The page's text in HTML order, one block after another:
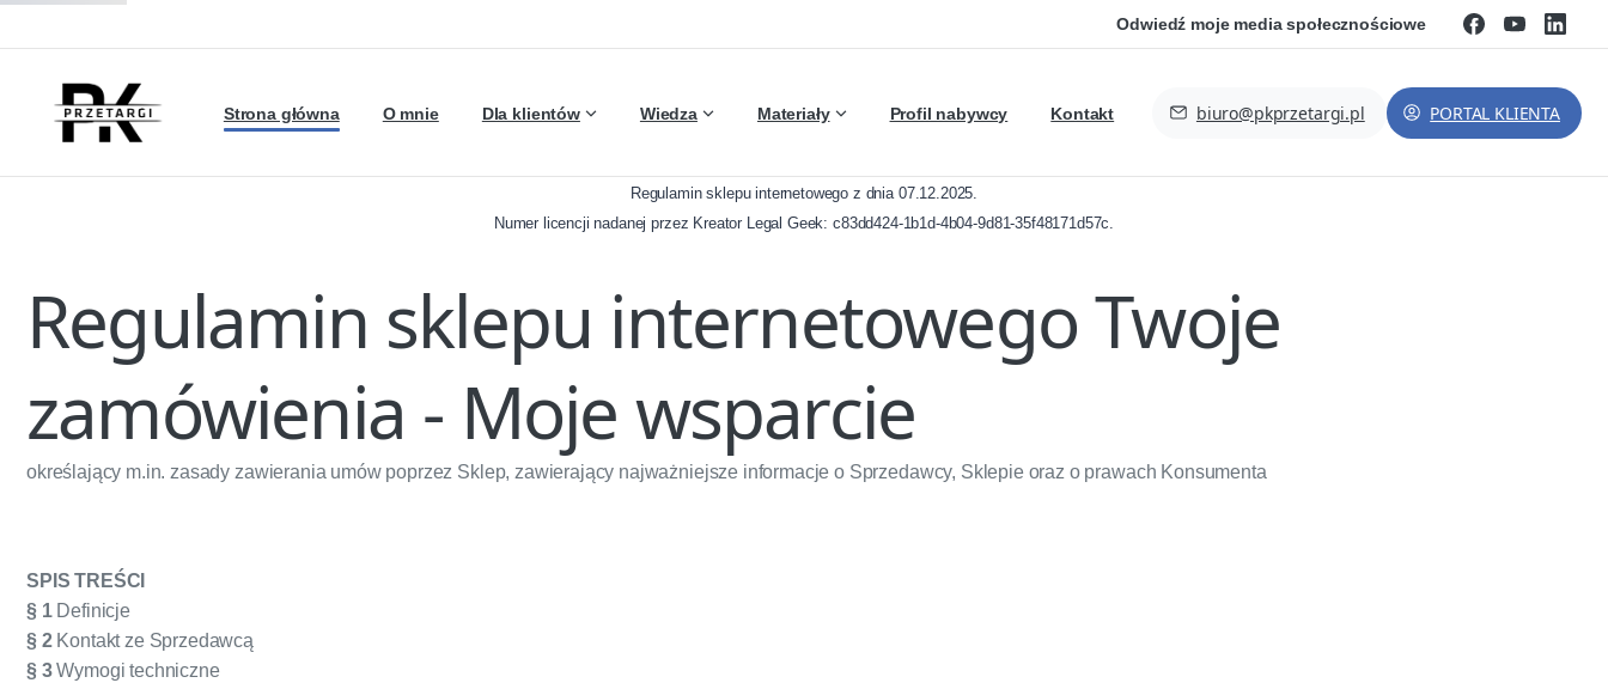
Odwiedź moje media społecznościowe
Strona główna O mnie Dla klientów Wiedza Materiały Profil nabywcy Kontakt biuro@pkprzetargi.pl PORTAL KLIENTA
Regulamin sklepu internetowego z dnia 07.12.2025.
Numer licencji nadanej przez Kreator Legal Geek:c83dd424-1b1d-4b04-9d81-35f48171d57c.
Regulamin sklepu internetowego Twoje
zamówienia - Moje wsparcie
określający m.in. zasady zawierania umów poprzez Sklep, zawierający najważniejsze informacje o Sprzedawcy, Sklepie oraz o prawach Konsumenta
SPIS TREŚCI
§ 1Definicje
§ 2Kontakt ze Sprzedawcą
§ 3Wymogi techniczne